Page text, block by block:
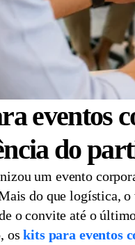
eventos
do
um evento
do que logística,
o convite até o
oskits para eventos